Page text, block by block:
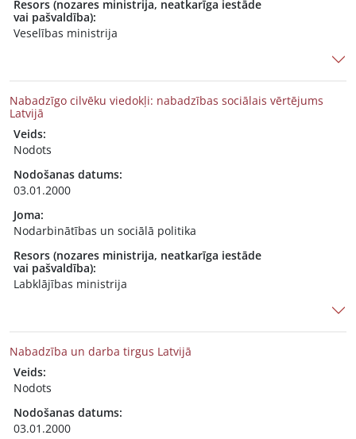
Resors (nozares ministrija, neatkarīga iestāde
vai pašvaldība):
Veselības ministrija
Nabadzīgo cilvēku viedokļi: nabadzības sociālais vērtējums
Latvijā
Veids:
Nodots
Nodošanas datums:
03.01.2000
Joma:
Nodarbinātības un sociālā politika
Resors (nozares ministrija, neatkarīga iestāde
vai pašvaldība):
Labklājības ministrija
Nabadzība un darba tirgus Latvijā
Veids:
Nodots
Nodošanas datums:
03.01.2000